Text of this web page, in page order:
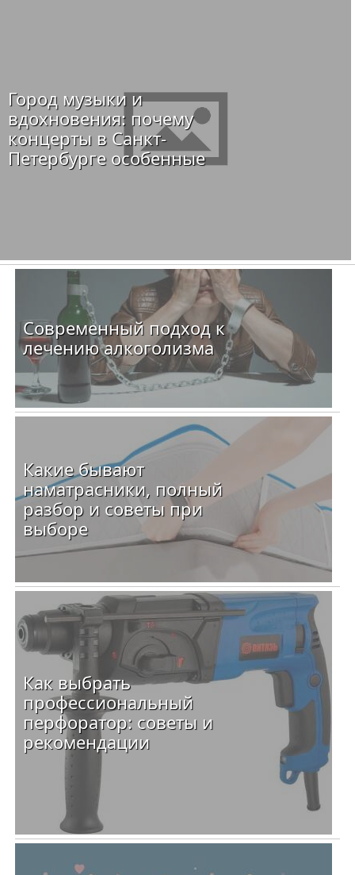
Город музыки и
вдохновения: почему
концерты в Санкт-
Петербурге особенные
Современный подход к
лечению алкоголизма
Какие бывают
наматрасники, полный
разбор и советы при
выборе
Как выбрать
профессиональный
перфоратор: советы и
рекомендации